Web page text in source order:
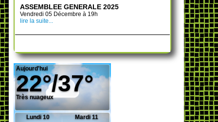
ASSEMBLEE GENERALE 2025
Vendredi 05 Décembre à 19h
lire la suite...